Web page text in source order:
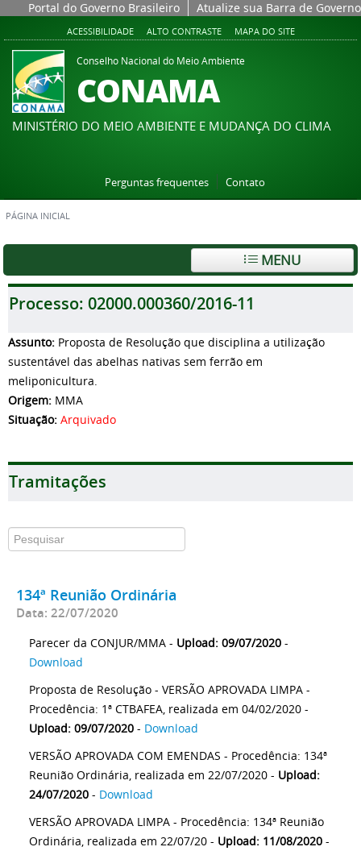
Portal do Governo Brasileiro Atualize sua Barra de Governo
ACESSIBILIDADE ALTO CONTRASTE MAPA DO SITE
Conselho Nacional do Meio Ambiente
CONAMA
MINISTÉRIO DO MEIO AMBIENTE E MUDANÇA DO CLIMA
Perguntas frequentes Contato
PÁGINA INICIAL
MENU
Processo: 02000.000360/2016-11
Assunto: Proposta de Resolução que disciplina a utilização
sustentável das abelhas nativas sem ferrão em
meliponicultura.
Origem: MMA
Situação: Arquivado
Tramitações
134ª Reunião Ordinária
Data: 22/07/2020
Parecer da CONJUR/MMA - Upload: 09/07/2020 -
Download
Proposta de Resolução - VERSÃO APROVADA LIMPA -
Procedência: 1ª CTBAFEA, realizada em 04/02/2020 -
Upload: 09/07/2020 - Download
VERSÃO APROVADA COM EMENDAS - Procedência: 134ª
Reunião Ordinária, realizada em 22/07/2020 - Upload:
24/07/2020 - Download
VERSÃO APROVADA LIMPA - Procedência: 134ª Reunião
Ordinária, realizada em 22/07/20 - Upload: 11/08/2020 -